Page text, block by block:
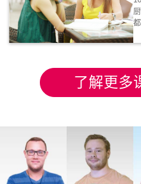
了解更多